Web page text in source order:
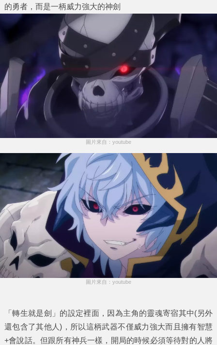
的勇者，而是一柄威力強大的神劍
圖片來自：youtube
圖片來自：youtube
「轉生就是劍」的設定裡面，因為主角的靈魂寄宿其中(另外
還包含了其他人)，所以這柄武器不僅威力強大而且擁有智慧
+會說話。但跟所有神兵一樣，開局的時候必須等待對的人將